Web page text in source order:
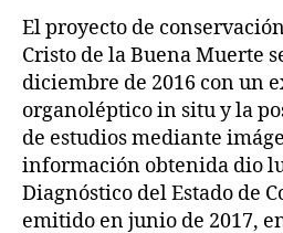
El proyecto de
Cristo de la Buena Muerte
diciembre de 2016 con un
organoléptico in situ y la
de estudios mediante
información obtenida dio
Diagnóstico del Estado de
emitido en junio de 2017,